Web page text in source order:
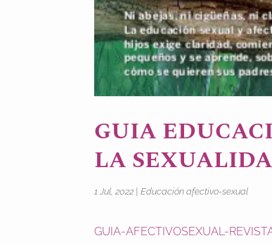
GUIA
LA
1 Jul, 2022 |Educación afectivo-sexual
GUIA-AFECTIVOSEXUAL-